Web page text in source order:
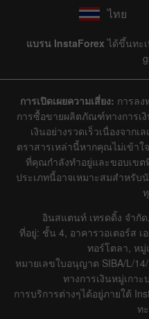
ไทย
แบรน InstaForex ได้ขึ้นทะ
การเปิดเผยความเสี่ยง: การล
การซื้อขายผลิตภัณฑ์ทางการเ
เงินอย่างรวดเร็วเนื่องจาก
ตราสารเหล่านี้หากคุณไม่เข้า
ที่คุณกำลังทำอยู่และขอบเขต
ประเภทนี้อาจเหมาะสมสำหรับ
อินสแตนท์ เทรดดิ้ง จำกั
ที่อยู่: ชั้น 4, อาคารวอเตอร์ส
ทอร์โตลา, หมู่
หมายเลขใบอนุญาต SIBA/L/
ทางการเงินหมู่เกา
การบริการต่างๆได้อยู่ภายใต้
ท